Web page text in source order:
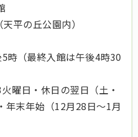
平の丘公園内）
時（最終入館は午後4時30
曜日・休日の翌日（土・
年末年始（12月28日～1月